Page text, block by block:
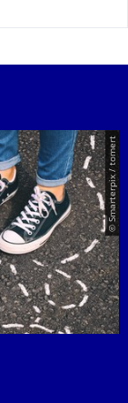
© Smarterpix / tomert